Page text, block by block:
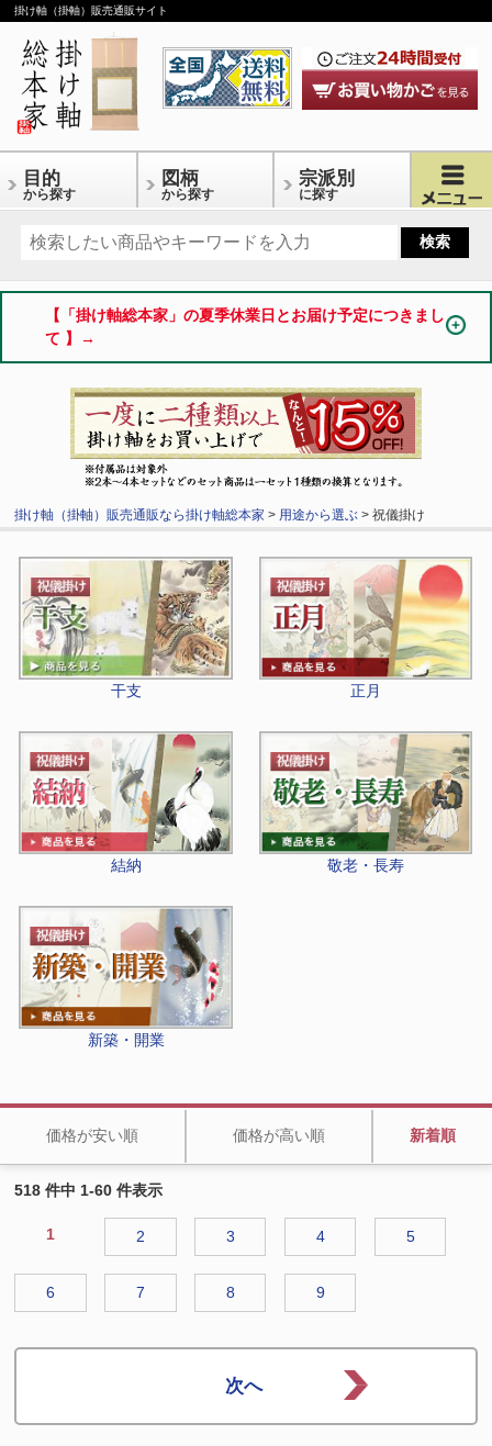
掛け軸（掛軸）販売通販サイト
目的
から探す
図柄
から探す
宗派別
に探す
【「掛け軸総本家」の夏季休業日とお届け予定につきまし
て 】→
掛け軸（掛軸）販売通販なら掛け軸総本家 > 用途から選ぶ > 祝儀掛け
干支 正月
結納 敬老・長寿
新築・開業
価格が安い順 価格が高い順 新着順
518 件中 1-60 件表示
1 2 3 4 5
6 7 8 9